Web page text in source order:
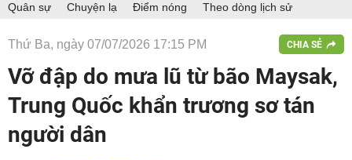
Quân sự Chuyện lạ Điểm nóng Theo dòng lịch sử
Thứ Ba, ngày 07/07/2026 17:15 PM CHIA SẺ
Vỡ đập do mưa lũ từ bão Maysak,
Trung Quốc khẩn trương sơ tán
người dân